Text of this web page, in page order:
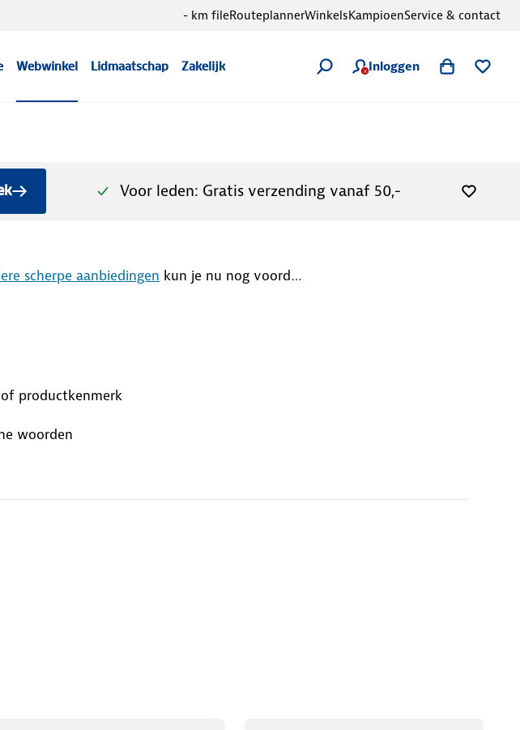
Webwinkel Lidmaatschap Zakelijk Inloggen
- km fileRouteplannerWinkelsKampioenService & contact
Voor leden: Gratis verzending vanaf 50,-
scherpe aanbiedingen kun je nu nog voordeliger genieten van al het moois dat de natuur te bieden heeft.
productkenmerk
woorden